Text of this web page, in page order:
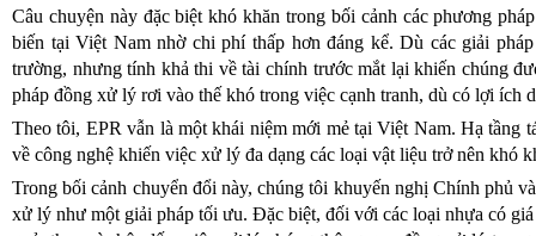
Câu chuyện này đặc biệt khó khăn trong bối cảnh các phương
biến tại Việt Nam nhờ chi phí thấp hơn đáng kể. Dù các giải
trường, nhưng tính khả thi về tài chính trước mắt lại khiến chúng
pháp đồng xử lý rơi vào thế khó trong việc cạnh tranh, dù có lợi ích
Theo tôi, EPR vẫn là một khái niệm mới mẻ tại Việt Nam. Hạ tầng
về công nghệ khiến việc xử lý đa dạng các loại vật liệu trở nên khó
Trong bối cảnh chuyển đổi này, chúng tôi khuyến nghị Chính phủ
xử lý như một giải pháp tối ưu. Đặc biệt, đối với các loại nhựa có